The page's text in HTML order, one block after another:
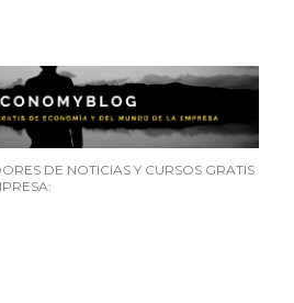
economía y el mundo de la
DE NOTICIAS Y CURSOS GRATIS